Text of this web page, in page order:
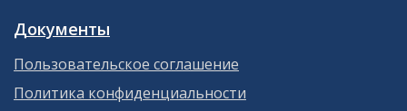
Документы
Пользовательское соглашение
Политика конфиденциальности